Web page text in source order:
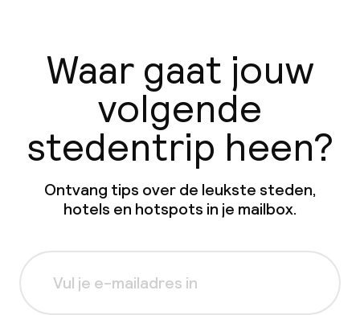
Waar gaat jouw
volgende
stedentrip heen?
Ontvang tips over de leukste steden,
hotels en hotspots in je mailbox.